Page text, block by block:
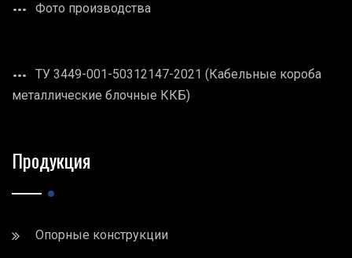
Фото производства
ТУ 3449-001-50312147-2021 (Кабельные короба
металлические блочные ККБ)
Продукция
Опорные конструкции